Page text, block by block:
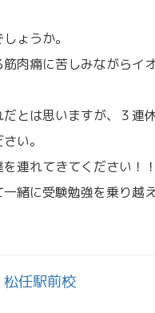
ょうか。
肉痛に苦しみながらイ
とは思いますが、３連
い。
連れてきてください！！
緒に受験勉強を乗り越
任駅前校